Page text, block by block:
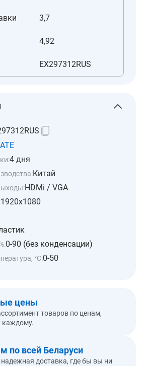
3,7
4,92
EX297312RUS
4 дня
Китай
HDMi / VGA
1920x1080
0-90 (без конденсации)
°C:0-50
цены
товаров по ценам,
каждому.
по всей Беларуси
доставка, где бы вы ни